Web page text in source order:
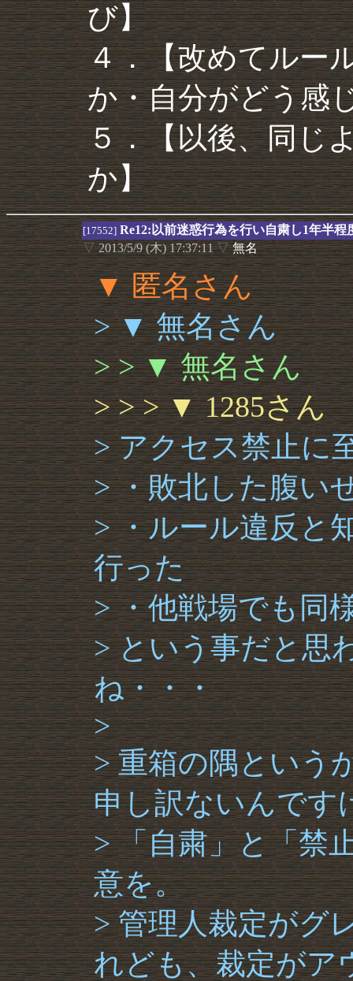
び】
４．【改めてルー
か・自分がどう感
５．【以後、同じ
か】
[17552] Re12:以前迷惑行為を行い自粛し1年半
▽2013/5/9 (木) 17:37:11▽無名
▼ 匿名さん
> ▼ 無名さん
> > ▼ 無名さん
> > > ▼ 1285さん
> アクセス禁止に
> ・敗北した腹い
> ・ルール違反と
行った
> ・他戦場でも同
> という事だと思
ね・・・
>
> 重箱の隅という
申し訳ないんです
> 「自粛」と「禁
意を。
> 管理人裁定がグ
れども、裁定がア